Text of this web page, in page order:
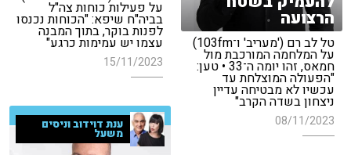
על פעילות כוחות צה"ל
בביה"ח שיפא: "הכוחות נכנסו
לפנות בוקר, בתוך המבנה
עצמו יש עמימות כרגע"
15/11/2023
הרצועה
טל לב רם ('מעריב' ו־103fm)
על המלחמה המורכבת מול
חמאס, זהו יומה ה־33 • טען:
"הפעולה המוצלחת עד
עכשיו לא מבטיחה עדיין
ניצחון בשדה הקרב"
08/11/2023 ענת דוידוב וניסים
משעל